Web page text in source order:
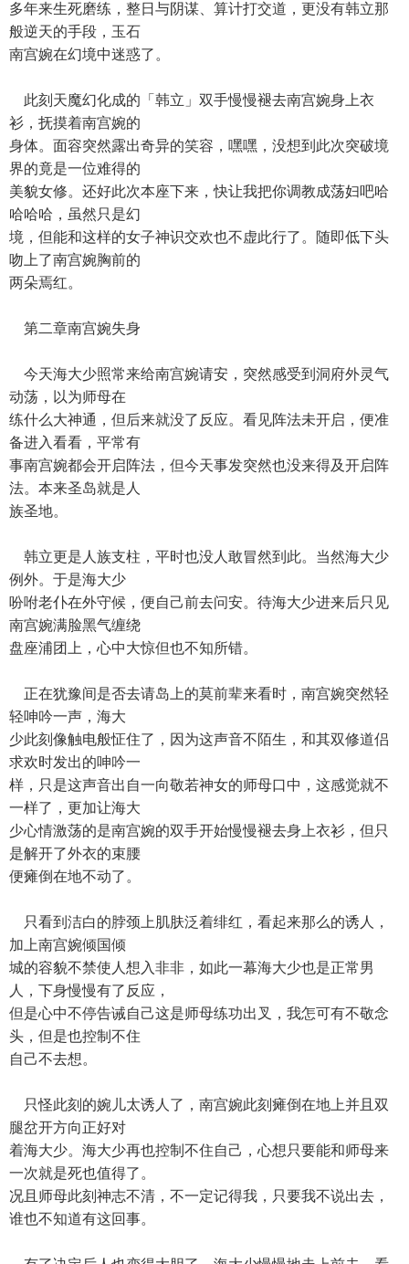
多年来生死磨练，整日与阴谋、算计打交道，更没有韩立那
般逆天的手段，玉石
南宫婉在幻境中迷惑了。
此刻天魔幻化成的「韩立」双手慢慢褪去南宫婉身上衣
衫，抚摸着南宫婉的
身体。面容突然露出奇异的笑容，嘿嘿，没想到此次突破境
界的竟是一位难得的
美貌女修。还好此次本座下来，快让我把你调教成荡妇吧哈
哈哈哈，虽然只是幻
境，但能和这样的女子神识交欢也不虚此行了。随即低下头
吻上了南宫婉胸前的
两朵焉红。
第二章南宫婉失身
今天海大少照常来给南宫婉请安，突然感受到洞府外灵气
动荡，以为师母在
练什么大神通，但后来就没了反应。看见阵法未开启，便准
备进入看看，平常有
事南宫婉都会开启阵法，但今天事发突然也没来得及开启阵
法。本来圣岛就是人
族圣地。
韩立更是人族支柱，平时也没人敢冒然到此。当然海大少
例外。于是海大少
吩咐老仆在外守候，便自己前去问安。待海大少进来后只见
南宫婉满脸黑气缠绕
盘座浦团上，心中大惊但也不知所错。
正在犹豫间是否去请岛上的莫前辈来看时，南宫婉突然轻
轻呻吟一声，海大
少此刻像触电般怔住了，因为这声音不陌生，和其双修道侣
求欢时发出的呻吟一
样，只是这声音出自一向敬若神女的师母口中，这感觉就不
一样了，更加让海大
少心情激荡的是南宫婉的双手开始慢慢褪去身上衣衫，但只
是解开了外衣的束腰
便瘫倒在地不动了。
只看到洁白的脖颈上肌肤泛着绯红，看起来那么的诱人，
加上南宫婉倾国倾
城的容貌不禁使人想入非非，如此一幕海大少也是正常男
人，下身慢慢有了反应，
但是心中不停告诫自己这是师母练功出叉，我怎可有不敬念
头，但是也控制不住
自己不去想。
只怪此刻的婉儿太诱人了，南宫婉此刻瘫倒在地上并且双
腿岔开方向正好对
着海大少。海大少再也控制不住自己，心想只要能和师母来
一次就是死也值得了。
况且师母此刻神志不清，不一定记得我，只要我不说出去，
谁也不知道有这回事。